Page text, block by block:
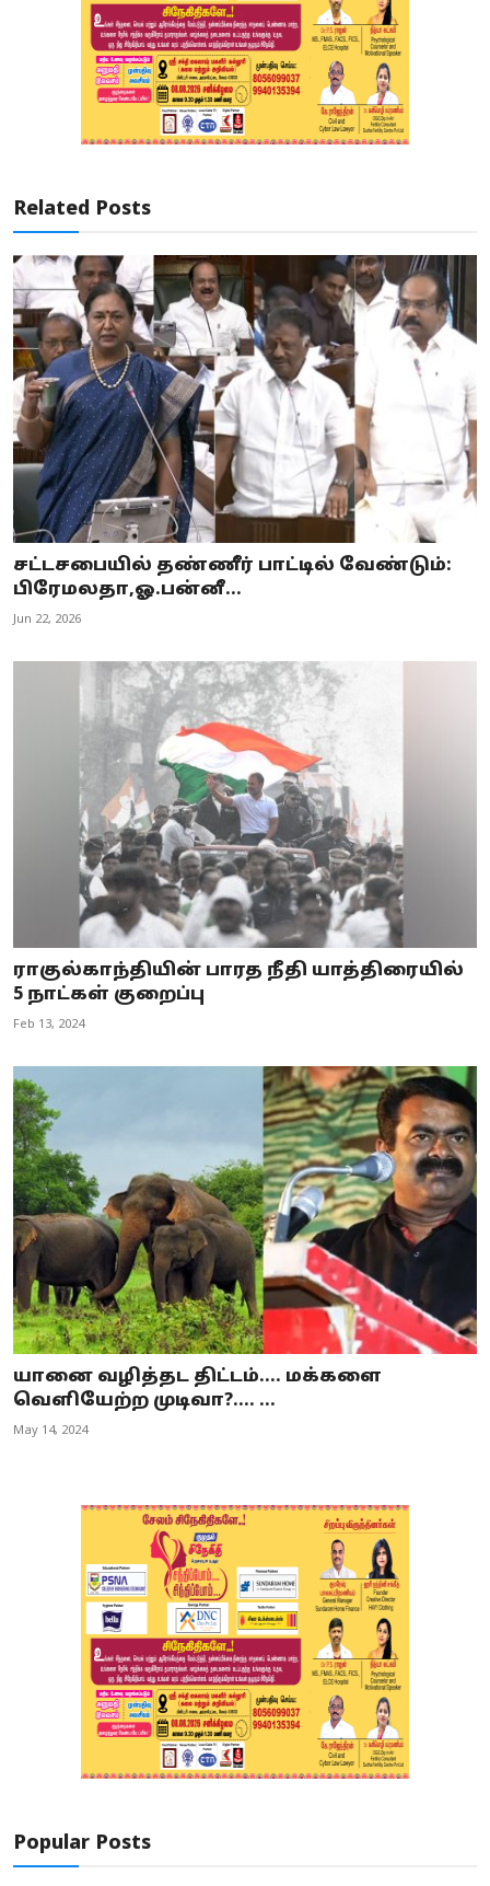
Related Posts
சட்டசபையில் தண்ணீர் பாட்டில் வேண்டும்:
பிரேமலதா,ஓ.பன்னீ...
Jun 22, 2026
ராகுல்காந்தியின் பாரத நீதி யாத்திரையில்
5 நாட்கள் குறைப்பு
Feb 13, 2024
யானை வழித்தட திட்டம்.... மக்களை
வெளியேற்ற முடிவா?.... ...
May 14, 2024
Popular Posts